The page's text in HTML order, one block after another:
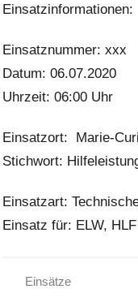
Einsatzinformationen:
Einsatznummer: xxx
Datum: 06.07.2020
Uhrzeit: 06:00 Uhr
Einsatzort: Marie-
Stichwort:
Einsatzart:
Einsatz für: ELW, HLF
Einsätze